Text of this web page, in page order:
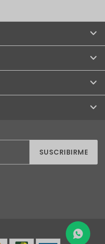
SUSCRIBIRME